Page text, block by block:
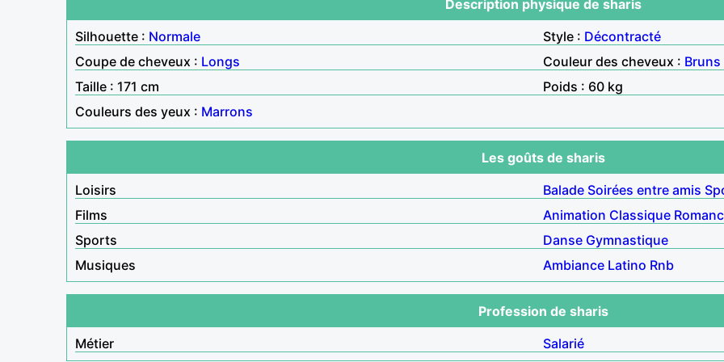
Description physique de sharis
Silhouette : Normale Style : Décontracté
Coupe de cheveux : Longs Couleur des cheveux : Bruns
Taille : 171 cm
Poids : 60 kg
Couleurs des yeux : Marrons
Les goûts de sharis
Loisirs
Balade Soirées entre amis
Films
Animation Classique
Sports
Danse Gymnastique
Musiques
Ambiance Latino Rnb
Profession de sharis
Métier
Salarié